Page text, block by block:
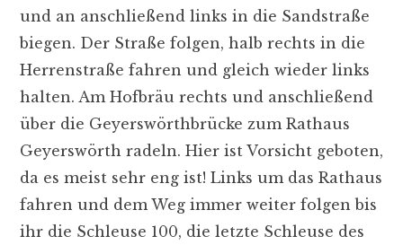
und an anschließend links in die Sandstraße
biegen. Der Straße folgen, halb rechts in die
Herrenstraße fahren und gleich wieder links
halten. Am Hofbräu rechts und anschließend
über die Geyerswörthbrücke zum Rathaus
Geyerswörth radeln. Hier ist Vorsicht geboten,
da es meist sehr eng ist! Links um das Rathaus
fahren und dem Weg immer weiter folgen bis
ihr die Schleuse 100, die letzte Schleuse des